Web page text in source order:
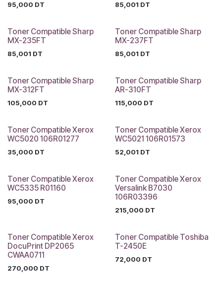
95,000 DT 85,001 DT
Toner Compatible Sharp
MX-235FT
85,001 DT
Toner Compatible Sharp
MX-237FT
85,001 DT
Toner Compatible Sharp
MX-312FT
105,000 DT
Toner Compatible Sharp
AR-310FT
115,000 DT
Toner Compatible Xerox
WC5020 106R01277
35,000 DT
Toner Compatible Xerox
WC5021 106R01573
52,001 DT
Toner Compatible Xerox
WC5335 R01160
95,000 DT
Toner Compatible Xerox
Versalink B7030
106R03396
215,000 DT
Toner Compatible Xerox
DocuPrint DP2065
CWAA0711
270,000 DT
Toner Compatible Toshiba
T-2450E
72,000 DT